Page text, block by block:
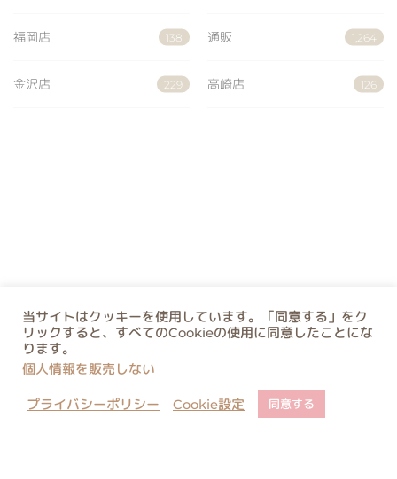
福岡店 138 通販 1,264
金沢店 229 高崎店 126
当サイトはクッキーを使用しています。「同意する」をク
リックすると、すべてのCookieの使用に同意したことにな
ります。
個人情報を販売しない
プライバシーポリシー Cookie設定 同意する